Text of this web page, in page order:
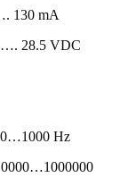
mA
VDC
Hz